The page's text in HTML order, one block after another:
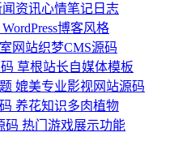
资讯心情笔记日志
博客风格
网站织梦CMS源码
草根站长自媒体模板
媲美专业影视网站源码
养花知识多肉植物
码 热门游戏展示功能